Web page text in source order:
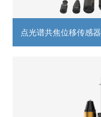
点光谱共焦位移传感器